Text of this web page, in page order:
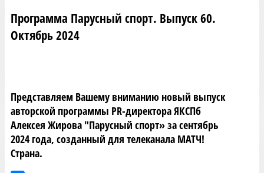
Программа Парусный спорт. Выпуск 60.
Октябрь 2024
Представляем Вашему вниманию новый выпуск
авторской программы PR-директора ЯКСПб
Алексея Жирова "Парусный спорт» за сентябрь
2024 года, созданный для телеканала МАТЧ!
Страна.